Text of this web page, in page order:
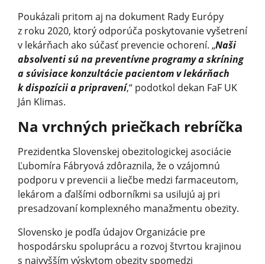
Poukázali pritom aj na dokument Rady Európy
z roku 2020, ktorý odporúča poskytovanie vyšetrení
v lekárňach ako súčasť prevencie ochorení. „Naši
absolventi sú na preventívne programy a skríning
a súvisiace konzultácie pacientom v lekárňach
k dispozícii a pripravení,“ podotkol dekan FaF UK
Ján Klimas.
Na vrchných priečkach rebríčka
Prezidentka Slovenskej obezitologickej asociácie
Ľubomíra Fábryová zdôraznila, že o vzájomnú
podporu v prevencii a liečbe medzi farmaceutom,
lekárom a ďalšími odborníkmi sa usilujú aj pri
presadzovaní komplexného manažmentu obezity.
Slovensko je podľa údajov Organizácie pre
hospodársku spoluprácu a rozvoj štvrtou krajinou
s najvyšším výskytom obezity spomedzi